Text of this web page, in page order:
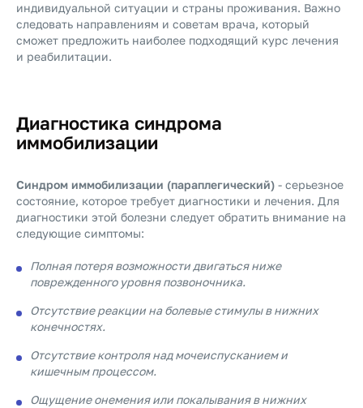
индивидуальной ситуации и страны проживания. Важно
следовать направлениям и советам врача, который
сможет предложить наиболее подходящий курс лечения
и реабилитации.
Диагностика синдрома
иммобилизации
Синдром иммобилизации (параплегический) - серьезное
состояние, которое требует диагностики и лечения. Для
диагностики этой болезни следует обратить внимание на
следующие симптомы:
Полная потеря возможности двигаться ниже
поврежденного уровня позвоночника.
Отсутствие реакции на болевые стимулы в нижних
конечностях.
Отсутствие контроля над мочеиспусканием и
кишечным процессом.
Ощущение онемения или покалывания в нижних